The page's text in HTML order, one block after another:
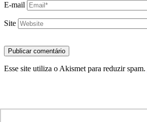
E-mail
Site
Esse site utiliza o Akismet para reduzir spam.